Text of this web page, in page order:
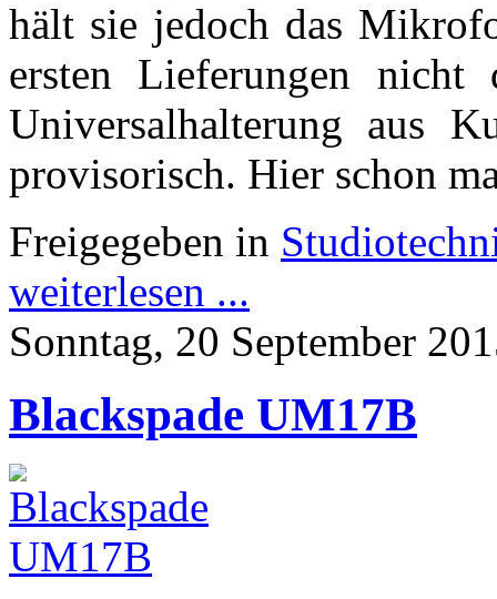
hält sie jedoch das
ersten Lieferungen
Universalhalterung aus
provisorisch. Hier schon
Freigegeben in
weiterlesen ...
Sonntag, 20 September
Blackspade UM17B